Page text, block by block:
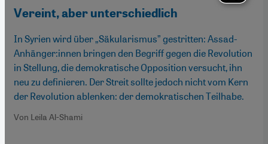
Vereint, aber unterschiedlich
In Syrien wird über „Säkularismus” gestritten: Assad-
Anhänger:innen bringen den Begriff gegen die Revolution
in Stellung, die demokratische Opposition versucht, ihn
neu zu definieren. Der Streit sollte jedoch nicht vom Kern
der Revolution ablenken: der demokratischen Teilhabe.
Von Leila Al-Shami